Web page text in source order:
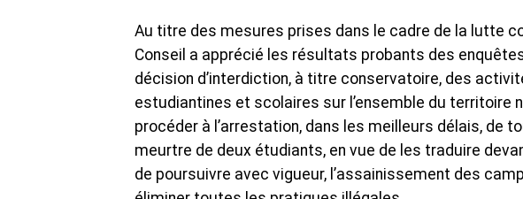
Au titre des mesures prises dans le cadre de la lutte
Conseil a apprécié les résultats probants des
décision d’interdiction, à titre conservatoire, des
estudiantines et scolaires sur l’ensemble du territoire
procéder à l’arrestation, dans les meilleurs délais, de
meurtre de deux étudiants, en vue de les traduire
de poursuivre avec vigueur, l’assainissement des